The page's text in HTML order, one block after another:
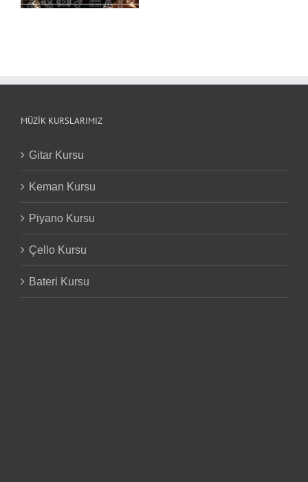
MÜZIK KURSLARIMIZ
Gitar Kursu
Keman Kursu
Piyano Kursu
Çello Kursu
Bateri Kursu